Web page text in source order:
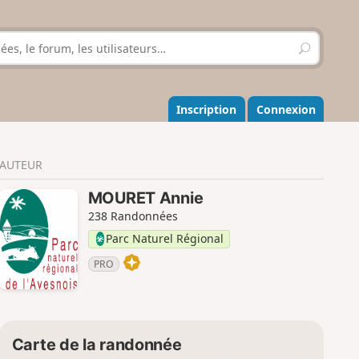
R
e
h
e
r
r
Inscription Connexion
AUTEUR
MOURET Annie
238 Randonnées
Parc Naturel Régional
PRO
Carte de la randonnée